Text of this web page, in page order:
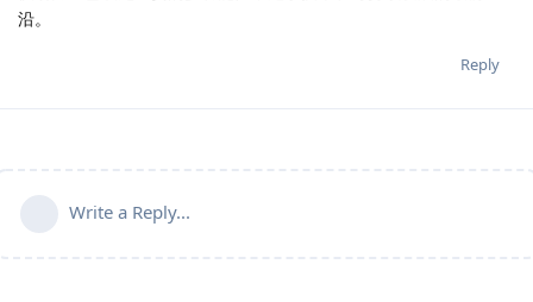
沿。
Reply
Write a Reply...